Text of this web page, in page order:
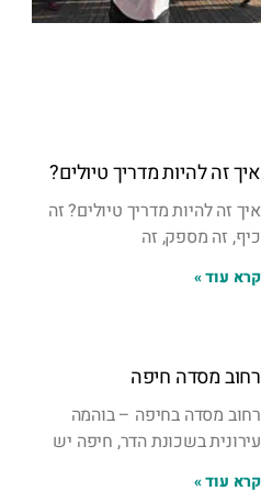
איך זה להיות מדריך טיולים?
איך זה להיות מדריך טיולים? זה
כיף, זה מספק, זה
קרא עוד »
רחוב מסדה חיפה
רחוב מסדה בחיפה – בוהמה
עירונית בשכונת הדר, חיפה יש
קרא עוד »